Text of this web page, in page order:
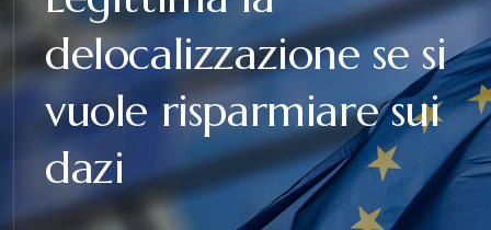
delocalizzazione se si
vuole risparmiare sui
dazi